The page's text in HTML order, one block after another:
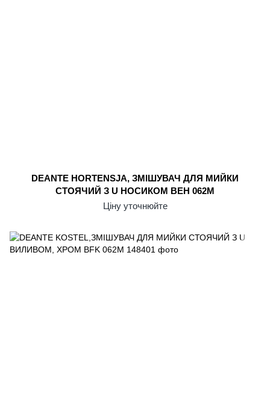
DEANTE HORTENSJA, ЗМІШУВАЧ ДЛЯ МИЙКИ
СТОЯЧИЙ З U НОСИКОМ BEH 062M
Ціну уточнюйте